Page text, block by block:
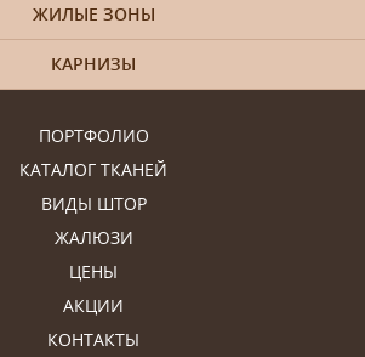
ПОРТФОЛИО
КАТАЛОГ ТКАНЕЙ
ВИДЫ ШТОР
ЖАЛЮЗИ
ЦЕНЫ
АКЦИИ
КОНТАКТЫ
ЖИЛЫЕ ЗОНЫ
КАРНИЗЫ